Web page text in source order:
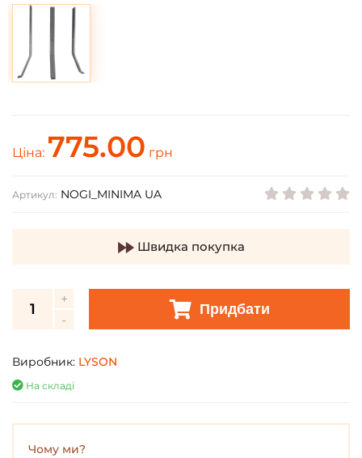
Ціна: 775.00 грн
Артикул: NOGI_MINIMA UA
Швидка покупка
Придбати
Виробник: LYSON
На складі
Чому ми?